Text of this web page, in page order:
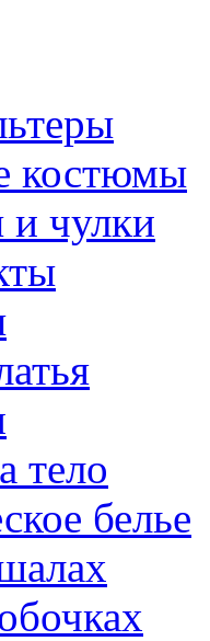
костюмы
и чулки
тело
белье